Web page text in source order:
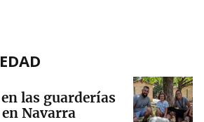
las guarderías
Navarra